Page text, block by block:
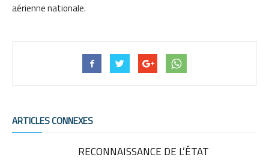
aérienne nationale.
ARTICLES CONNEXES
RECONNAISSANCE DE L’ÉTAT